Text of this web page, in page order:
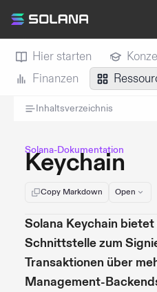
Hier starten
Finanzen
Inhaltsverzeichnis
Solana-Dokumentation
Keychain
Copy Markdown Open
Solana Keychain
Schnittstelle zum
Transaktionen über
Management-